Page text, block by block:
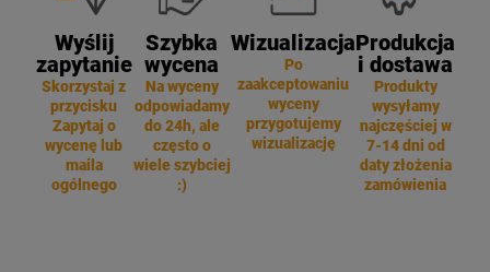
Wyślij
zapytanie
Skorzystaj z
przycisku
Zapytaj o
wycenę lub
maila
ogólnego
Szybka
wycena
Na wyceny
odpowiadamy
do 24h, ale
często o
wiele szybciej
:)
Wizualizacja
Po
zaakceptowaniu
wyceny
przygotujemy
wizualizację
Produkcja
i dostawa
Produkty
wysyłamy
najczęściej w
7-14 dni od
daty złożenia
zamówienia